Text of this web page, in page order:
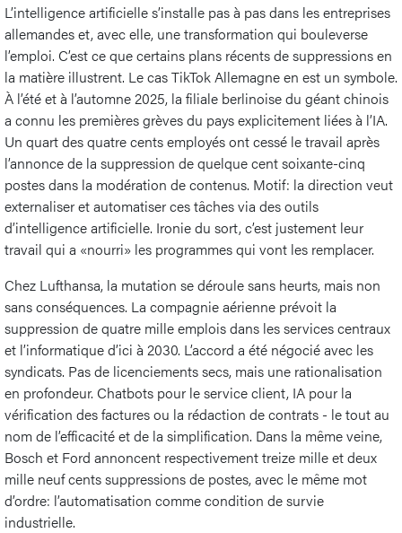
L’intelligence artificielle s’installe pas à pas dans les entreprises
allemandes et, avec elle, une transformation qui bouleverse
l’emploi. C’est ce que certains plans récents de suppressions en
la matière illustrent. Le cas TikTok Allemagne en est un symbole.
À l’été et à l’automne 2025, la filiale berlinoise du géant chinois
a connu les premières grèves du pays explicitement liées à l’IA.
Un quart des quatre cents employés ont cessé le travail après
l’annonce de la suppression de quelque cent soixante-cinq
postes dans la modération de contenus. Motif: la direction veut
externaliser et automatiser ces tâches via des outils
d’intelligence artificielle. Ironie du sort, c’est justement leur
travail qui a «nourri» les programmes qui vont les remplacer.
Chez Lufthansa, la mutation se déroule sans heurts, mais non
sans conséquences. La compagnie aérienne prévoit la
suppression de quatre mille emplois dans les services centraux
et l’informatique d’ici à 2030. L’accord a été négocié avec les
syndicats. Pas de licenciements secs, mais une rationalisation
en profondeur. Chatbots pour le service client, IA pour la
vérification des factures ou la rédaction de contrats - le tout au
nom de l’efficacité et de la simplification. Dans la même veine,
Bosch et Ford annoncent respectivement treize mille et deux
mille neuf cents suppressions de postes, avec le même mot
d’ordre: l’automatisation comme condition de survie
industrielle.